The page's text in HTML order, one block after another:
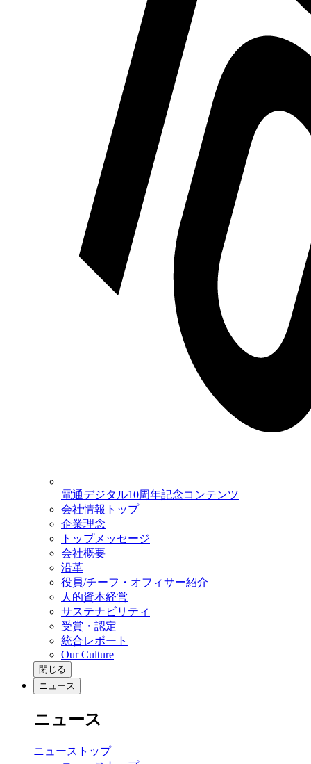
電通デジタル10周年記念コンテンツ
会社情報トップ
企業理念
トップメッセージ
会社概要
沿革
役員/チーフ・オフィサー紹介
人的資本経営
サステナビリティ
受賞・認定
統合レポート
Our Culture
閉じる
ニュース
ニュース
ニューストップ